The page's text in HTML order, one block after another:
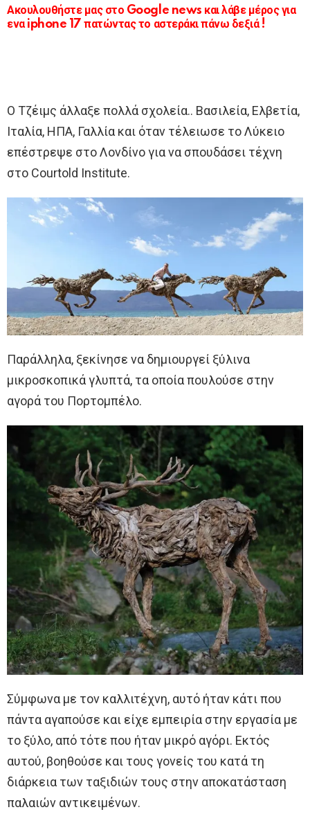
Ακουλουθήστε μας στο Google news και λάβε μέρος για
ενα iphone 17 πατώντας το αστεράκι πάνω δεξιά !
Ο Τζέιμς άλλαξε πολλά σχολεία.. Βασιλεία, Ελβετία,
Ιταλία, ΗΠΑ, Γαλλία και όταν τέλειωσε το Λύκειο
επέστρεψε στο Λονδίνο για να σπουδάσει τέχνη
στο Courtold Institute.
Παράλληλα, ξεκίνησε να δημιουργεί ξύλινα
μικροσκοπικά γλυπτά, τα οποία πουλούσε στην
αγορά του Πορτομπέλο.
Σύμφωνα με τον καλλιτέχνη, αυτό ήταν κάτι που
πάντα αγαπούσε και είχε εμπειρία στην εργασία με
το ξύλο, από τότε που ήταν μικρό αγόρι. Εκτός
αυτού, βοηθούσε και τους γονείς του κατά τη
διάρκεια των ταξιδιών τους στην αποκατάσταση
παλαιών αντικειμένων.